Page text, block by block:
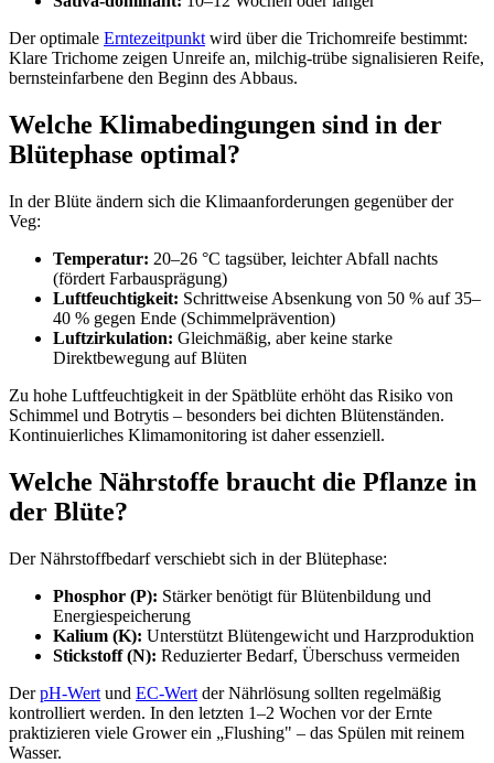
Der optimale Erntezeitpunkt wird über die Trichomreife bestimmt:
Klare Trichome zeigen Unreife an, milchig-trübe signalisieren Reife,
bernsteinfarbene den Beginn des Abbaus.
Welche Klimabedingungen sind in der
Blütephase optimal?
In der Blüte ändern sich die Klimaanforderungen gegenüber der
Veg:
Temperatur: 20–26 °C tagsüber, leichter Abfall nachts
(fördert Farbausprägung)
Luftfeuchtigkeit: Schrittweise Absenkung von 50 % auf 35–
40 % gegen Ende (Schimmelprävention)
Luftzirkulation: Gleichmäßig, aber keine starke
Direktbewegung auf Blüten
Zu hohe Luftfeuchtigkeit in der Spätblüte erhöht das Risiko von
Schimmel und Botrytis – besonders bei dichten Blütenständen.
Kontinuierliches Klimamonitoring ist daher essenziell.
Welche Nährstoffe braucht die Pflanze in
der Blüte?
Der Nährstoffbedarf verschiebt sich in der Blütephase:
Phosphor (P): Stärker benötigt für Blütenbildung und
Energiespeicherung
Kalium (K): Unterstützt Blütengewicht und Harzproduktion
Stickstoff (N): Reduzierter Bedarf, Überschuss vermeiden
DerpH-Wert und EC-Wert der Nährlösung sollten regelmäßig
kontrolliert werden. In den letzten 1–2 Wochen vor der Ernte
praktizieren viele Grower ein „Flushing" – das Spülen mit reinem
Wasser.